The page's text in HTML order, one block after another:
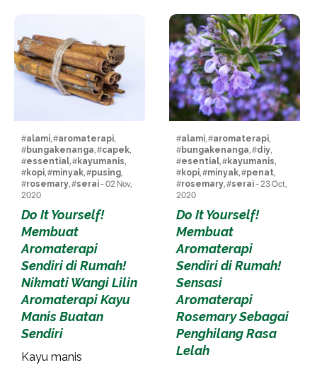
#alami, #aromaterapi,
#bungakenanga, #capek,
#essential, #kayumanis,
#kopi, #minyak, #pusing,
#rosemary, #serai- 02 Nov,
2020
Do It Yourself!
Membuat
Aromaterapi
Sendiri di Rumah!
Nikmati Wangi Lilin
Aromaterapi Kayu
Manis Buatan
Sendiri
Kayu manis
#alami, #aromaterapi,
#bungakenanga, #diy,
#esential, #kayumanis,
#kopi, #minyak, #penat,
#rosemary, #serai- 23 Oct,
2020
Do It Yourself!
Membuat
Aromaterapi
Sendiri di Rumah!
Sensasi
Aromaterapi
Rosemary Sebagai
Penghilang Rasa
Lelah